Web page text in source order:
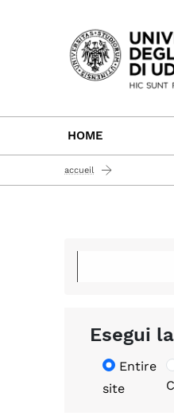
Passa al
HOME
accueil
Esegui
Entire
site